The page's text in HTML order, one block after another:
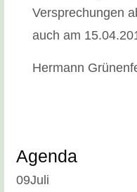
Agenda
09Juli
Versprechungen
auch am
Hermann